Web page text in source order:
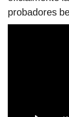
probadores